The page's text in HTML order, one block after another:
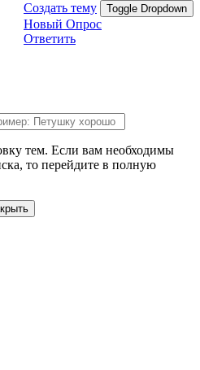
Создать тему Toggle Dropdown
Новый Опрос
Ответить
тем. Если вам необходимы
то перейдите в полную